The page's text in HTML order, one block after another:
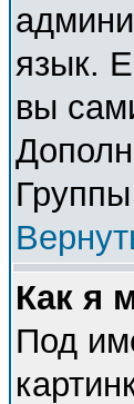
язык.
вы
Как я
Под